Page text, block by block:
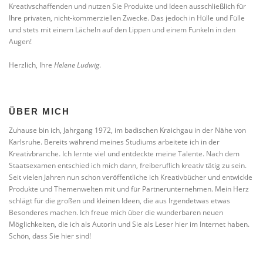
Kreativschaffenden und nutzen Sie Produkte und Ideen ausschließlich für
Ihre privaten, nicht-kommerziellen Zwecke. Das jedoch in Hülle und Fülle
und stets mit einem Lächeln auf den Lippen und einem Funkeln in den
Augen!
Herzlich, Ihre Helene Ludwig.
ÜBER MICH
Zuhause bin ich, Jahrgang 1972, im badischen Kraichgau in der Nähe von
Karlsruhe. Bereits während meines Studiums arbeitete ich in der
Kreativbranche. Ich lernte viel und entdeckte meine Talente. Nach dem
Staatsexamen entschied ich mich dann, freiberuflich kreativ tätig zu sein.
Seit vielen Jahren nun schon veröffentliche ich Kreativbücher und entwickle
Produkte und Themenwelten mit und für Partnerunternehmen. Mein Herz
schlägt für die großen und kleinen Ideen, die aus Irgendetwas etwas
Besonderes machen. Ich freue mich über die wunderbaren neuen
Möglichkeiten, die ich als Autorin und Sie als Leser hier im Internet haben.
Schön, dass Sie hier sind!